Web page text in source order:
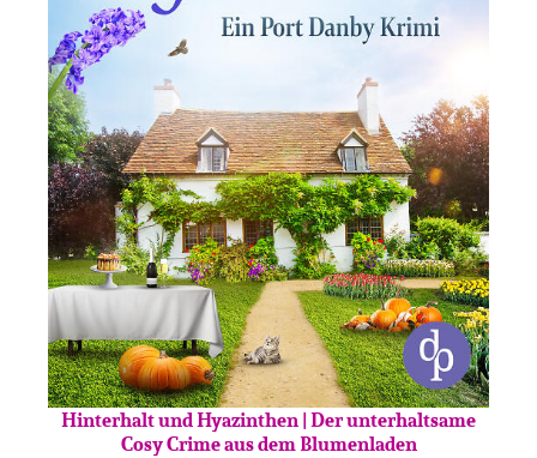
Hinterhalt und Hyazinthen | Der unterhaltsame
Cosy Crime aus dem Blumenladen